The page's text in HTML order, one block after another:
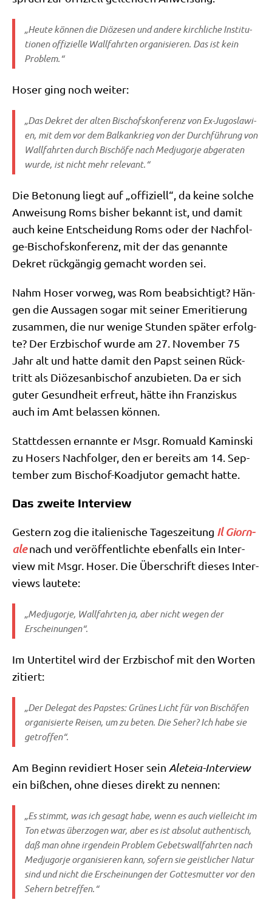
„Heu­te kön­nen die Diö­ze­sen und ande­re kirch­li­che Insti­tu­
tio­nen offi­zi­el­le Wall­fahr­ten orga­ni­sie­ren. Das ist kein
Problem.“
Hoser ging noch weiter:
„Das Dekret der alten Bischofs­kon­fe­renz von Ex-Jugo­sla­wi­
en, mit dem vor dem Bal­kan­krieg von der Durch­füh­rung von
Wall­fahr­ten durch Bischö­fe nach Med­jug­or­je abge­ra­ten
wur­de, ist nicht mehr relevant.“
Die Beto­nung liegt auf „offi­zi­ell“, da kei­ne sol­che
Anwei­sung Roms bis­her bekannt ist, und damit
auch kei­ne Ent­schei­dung Roms oder der Nach­fol­
ge-Bischofs­kon­fe­renz, mit der das genann­te
Dekret rück­gän­gig gemacht wor­den sei.
Nahm Hoser vor­weg, was Rom beab­sich­tigt? Hän­
gen die Aus­sa­gen sogar mit sei­ner Eme­ri­tie­rung
zusam­men, die nur weni­ge Stun­den spä­ter erfolg­
te? Der Erz­bi­schof wur­de am 27. Novem­ber 75
Jahr alt und hat­te damit den Papst sei­nen Rück­
tritt als Diö­ze­san­bi­schof anzu­bie­ten. Da er sich
guter Gesund­heit erfreut, hät­te ihn Fran­zis­kus
auch im Amt belas­sen können.
Statt­des­sen ernann­te er Msgr. Romu­ald Kamin­ski
zu Hosers Nach­fol­ger, den er bereits am 14. Sep­
tem­ber zum Bischof-Koad­ju­tor gemacht hatte.
Das zweite Interview
Gestern zog die ita­lie­ni­sche Tages­zei­tung Il Giorn­
a­lenach und ver­öf­fent­lich­te eben­falls ein Inter­
view mit Msgr. Hoser. Die Über­schrift die­ses Inter­
views lautete:
„Med­jug­or­je, Wall­fahr­ten ja, aber nicht wegen der
Erscheinungen“.
Im Unter­ti­tel wird der Erz­bi­schof mit den Wor­ten
zitiert:
„Der Dele­gat des Pap­stes: Grü­nes Licht für von Bischö­fen
orga­ni­sier­te Rei­sen, um zu beten. Die Seher? Ich habe sie
getroffen“.
Am Beginn revi­diert Hoser sein Ale­teia-Inter­view
ein biß­chen, ohne die­ses direkt zu nennen:
„Es stimmt, was ich gesagt habe, wenn es auch viel­leicht im
Ton etwas über­zo­gen war, aber es ist abso­lut authen­tisch,
daß man ohne irgend­ein Pro­blem Gebets­wall­fahr­ten nach
Med­jug­or­je orga­ni­sie­ren kann, sofern sie geist­li­cher Natur
sind und nicht die Erschei­nun­gen der Got­tes­mut­ter vor den
Sehern betreffen.“